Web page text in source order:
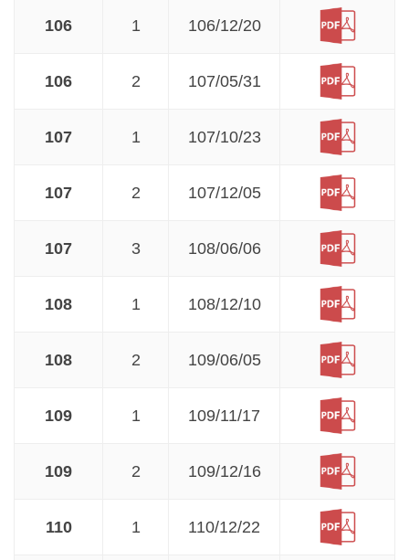
106 1 106/12/20
106 2 107/05/31
107 1 107/10/23
107 2 107/12/05
107 3 108/06/06
108 1 108/12/10
108 2 109/06/05
109 1 109/11/17
109 2 109/12/16
110 1 110/12/22